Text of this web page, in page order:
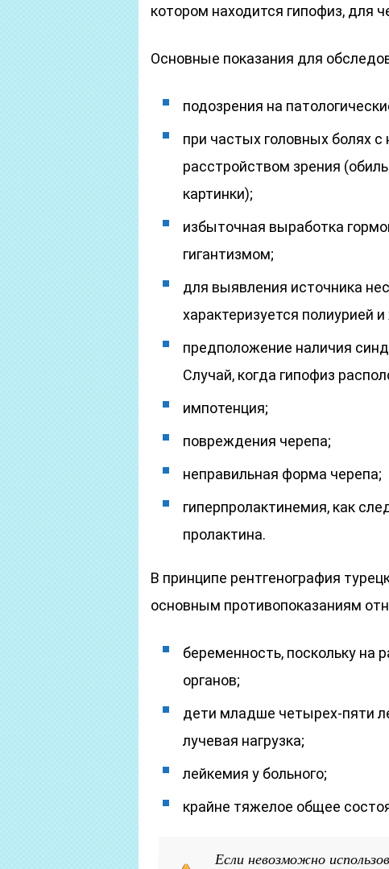
котором находится гипофиз, для
Основные показания для
подозрения на
при частых головных болях
расстройством зрения
картинки);
избыточная выработка
гигантизмом;
для выявления источника
характеризуется полиурией
предположение наличия
Случай, когда гипофиз
импотенция;
повреждения черепа;
неправильная форма черепа;
гиперпролактинемия, как
пролактина.
В принципе рентгенография
основным противопоказаниям
беременность, поскольку на
органов;
дети младше четырех-пяти
лучевая нагрузка;
лейкемия у больного;
крайне тяжелое общее
Если невозможно